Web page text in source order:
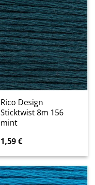
Rico Design
Sticktwist 8m 156
mint
1,59€